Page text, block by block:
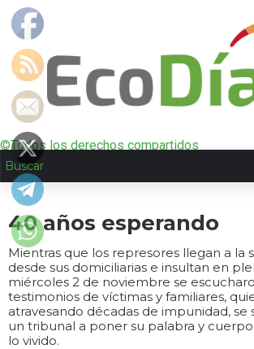
©Todos los derechos compartidos
40 años esperando
Mientras que los represores llegan a la
desde sus domiciliarias e insultan en
miércoles 2 de noviembre se
testimonios de víctimas y familiares,
atravesando décadas de impunidad, se
un tribunal a poner su palabra y
lo vivido.